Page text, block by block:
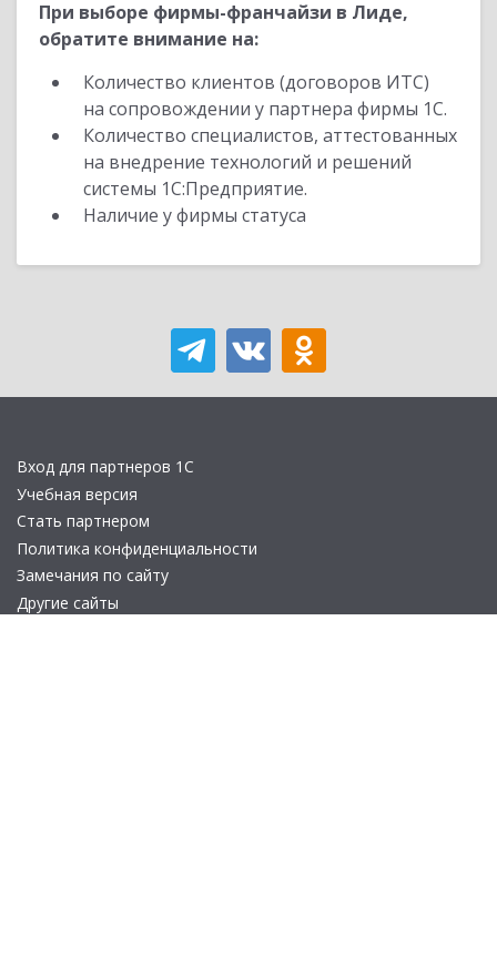
При выборе фирмы-франчайзи в Лиде,
обратите внимание на:
Количество клиентов (договоров ИТС)
на сопровождении у партнера фирмы 1С.
Количество специалистов, аттестованных
на внедрение технологий и решений
системы 1С:Предприятие.
Наличие у фирмы статуса
Вход для партнеров 1С
Учебная версия
Стать партнером
Политика конфиденциальности
Замечания по сайту
Другие сайты